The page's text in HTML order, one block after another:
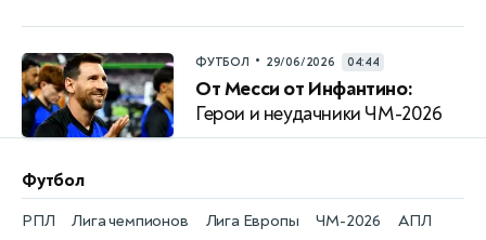
ФУТБОЛ • 29/06/2026 04:44
От Месси от Инфантино:
Герои и неудачники ЧМ-2026
Футбол
РПЛ Лига чемпионов Лига Европы ЧМ-2026 АПЛ